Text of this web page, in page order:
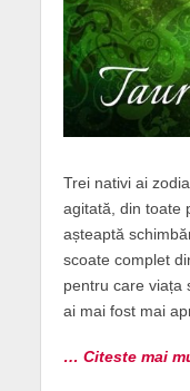
Trei nativi ai
agitată, din toate
așteaptă
scoate complet
pentru care viața
ai mai fost mai
… Citeste mai